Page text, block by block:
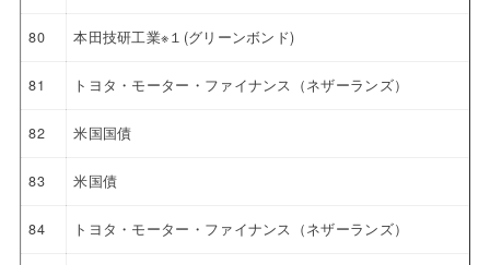
80 本田技研工業※１(グリーンボンド)
81 トヨタ・モーター・ファイナンス（ネザーランズ）
82 米国国債
83 米国債
84 トヨタ・モーター・ファイナンス（ネザーランズ）